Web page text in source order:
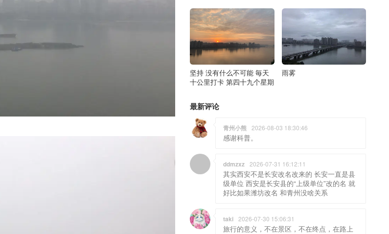
坚持 没有什么不可能 毎天
十公里打卡 第四十九个星期
雨雾
最新评论
青州小熊 2026-08-03 18:30:46
感谢科普。
ddmzxz 2026-07-31 16:12:11
其实西安不是长安改名改来的 长安一直是县
级单位 西安是长安县的“上级单位”改的名 就
好比如果潍坊改名 和青州没啥关系
taki 2026-07-30 15:06:31
旅行的意义，不在景区，不在终点，在路上